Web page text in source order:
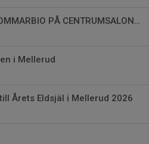
POPULÄRT MED SOMMARBIO PÅ CENTRUMSALONGEN
i Mellerud
Årets Eldsjäl i Mellerud 2026